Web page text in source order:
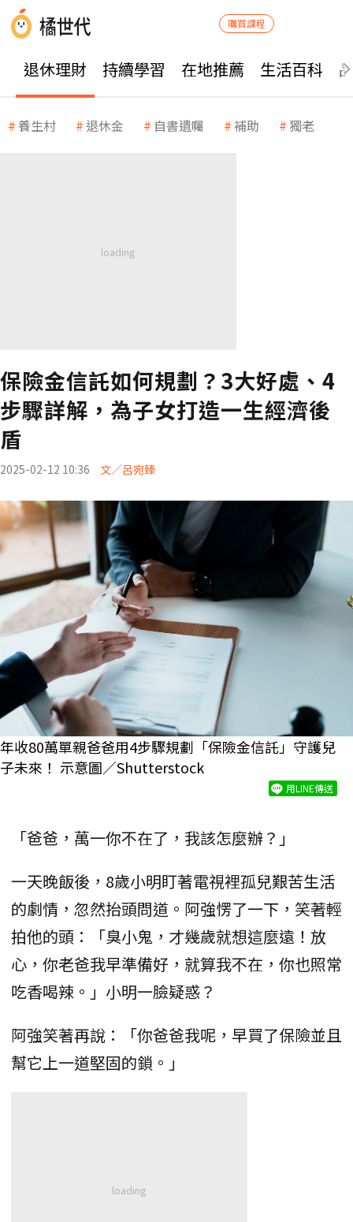
購買課程
退休理財 持續學習 在地推薦 生活百科
養生村 退休金 自書遺囑 補助 獨老
保險金信託如何規劃？3大好處、4
步驟詳解，為子女打造一生經濟後
盾
2025-02-12 10:36 文／呂宛臻
年收80萬單親爸爸用4步驟規劃「保險金信託」守護兒
子未來！ 示意圖／Shutterstock
用LINE傳送
「爸爸，萬一你不在了，我該怎麼辦？」
一天晚飯後，8歲小明盯著電視裡孤兒艱苦生活
的劇情，忽然抬頭問道。阿強愣了一下，笑著輕
拍他的頭：「臭小鬼，才幾歲就想這麼遠！放
心，你老爸我早準備好，就算我不在，你也照常
吃香喝辣。」小明一臉疑惑？
阿強笑著再說：「你爸爸我呢，早買了保險並且
幫它上一道堅固的鎖。」